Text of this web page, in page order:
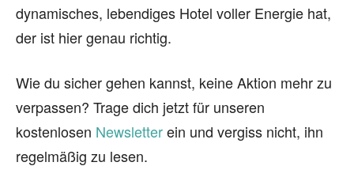
dynamisches, lebendiges Hotel voller Energie hat,
der ist hier genau richtig.
Wie du sicher gehen kannst, keine Aktion mehr zu
verpassen? Trage dich jetzt für unseren
kostenlosen Newsletterein und vergiss nicht, ihn
regelmäßig zu lesen.